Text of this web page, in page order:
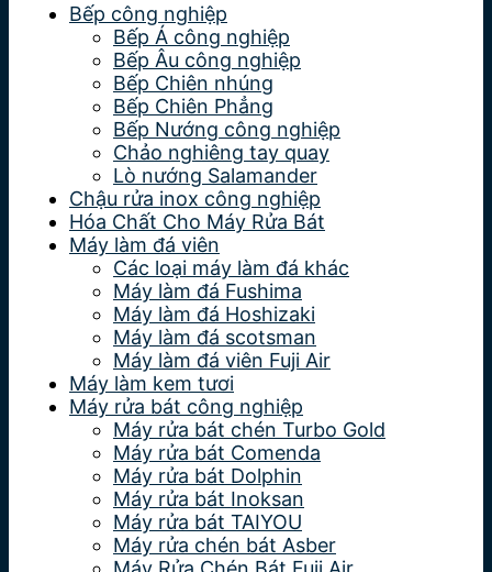
Bếp công nghiệp
Bếp Á công nghiệp
Bếp Âu công nghiệp
Bếp Chiên nhúng
Bếp Chiên Phẳng
Bếp Nướng công nghiệp
Chảo nghiêng tay quay
Lò nướng Salamander
Chậu rửa inox công nghiệp
Hóa Chất Cho Máy Rửa Bát
Máy làm đá viên
Các loại máy làm đá khác
Máy làm đá Fushima
Máy làm đá Hoshizaki
Máy làm đá scotsman
Máy làm đá viên Fuji Air
Máy làm kem tươi
Máy rửa bát công nghiệp
Máy rửa bát chén Turbo Gold
Máy rửa bát Comenda
Máy rửa bát Dolphin
Máy rửa bát Inoksan
Máy rửa bát TAIYOU
Máy rửa chén bát Asber